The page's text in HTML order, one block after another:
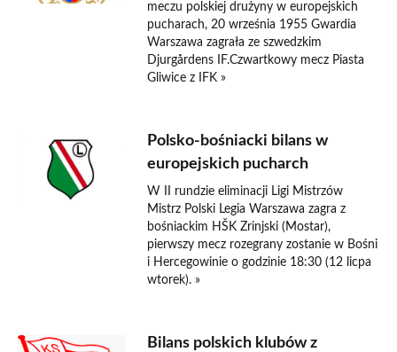
meczu polskiej drużyny w europejskich
pucharach, 20 września 1955 Gwardia
Warszawa zagrała ze szwedzkim
Djurgårdens IF.Czwartkowy mecz Piasta
Gliwice z IFK »
Polsko-bośniacki bilans w
europejskich pucharch
W II rundzie eliminacji Ligi Mistrzów
Mistrz Polski Legia Warszawa zagra z
bośniackim HŠK Zrinjski (Mostar),
pierwszy mecz rozegrany zostanie w Bośni
i Hercegowinie o godzinie 18:30 (12 licpa
wtorek). »
Bilans polskich klubów z